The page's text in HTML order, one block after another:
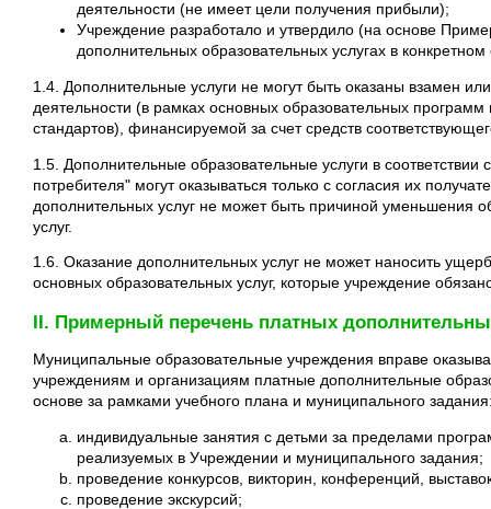
деятельности (не имеет цели получения прибыли);
Учреждение разработало и утвердило (на основе
дополнительных образовательных услугах в
1.4. Дополнительные услуги не могут быть оказаны взамен
деятельности (в рамках основных образовательных программ
стандартов), финансируемой за счет средств
1.5. Дополнительные образовательные услуги в
потребителя" могут оказываться только с согласия их
дополнительных услуг не может быть причиной уменьшения
услуг.
1.6. Оказание дополнительных услуг не может наносить
основных образовательных услуг, которые учреждение
II. Примерный перечень платных
Муниципальные образовательные учреждения вправе
учреждениям и организациям платные дополнительные
основе за рамками учебного плана и муниципального
индивидуальные занятия с детьми за пределами
реализуемых в Учреждении и муниципального задания;
проведение конкурсов, викторин, конференций,
проведение экскурсий;